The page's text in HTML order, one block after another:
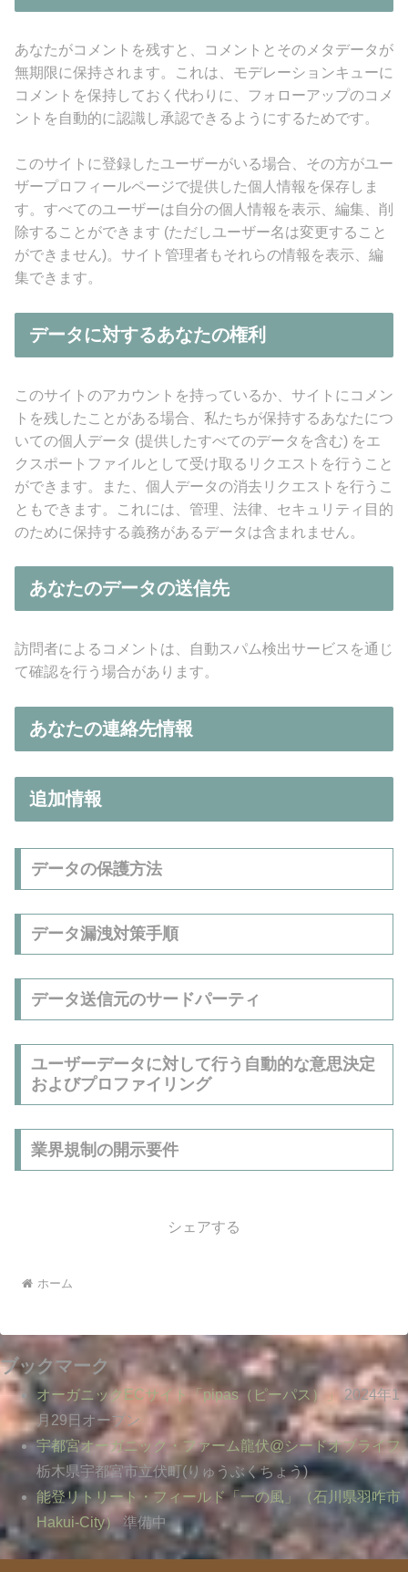
あなたがコメントを残すと、コメントとそのメタデータが
無期限に保持されます。これは、モデレーションキューに
コメントを保持しておく代わりに、フォローアップのコメ
ントを自動的に認識し承認できるようにするためです。
このサイトに登録したユーザーがいる場合、その方がユー
ザープロフィールページで提供した個人情報を保存しま
す。すべてのユーザーは自分の個人情報を表示、編集、削
除することができます (ただしユーザー名は変更すること
ができません)。サイト管理者もそれらの情報を表示、編
集できます。
データに対するあなたの権利
このサイトのアカウントを持っているか、サイトにコメン
トを残したことがある場合、私たちが保持するあなたにつ
いての個人データ (提供したすべてのデータを含む) をエ
クスポートファイルとして受け取るリクエストを行うこと
ができます。また、個人データの消去リクエストを行うこ
ともできます。これには、管理、法律、セキュリティ目的
のために保持する義務があるデータは含まれません。
あなたのデータの送信先
訪問者によるコメントは、自動スパム検出サービスを通じ
て確認を行う場合があります。
あなたの連絡先情報
追加情報
データの保護方法
データ漏洩対策手順
データ送信元のサードパーティ
ユーザーデータに対して行う自動的な意思決定
およびプロファイリング
業界規制の開示要件
シェアする
ホーム
ブックマーク
オーガニックECサイト「pipas（ピーパス）」
2024年1
月29日オープン
宇都宮オーガニック・ファーム龍伏@シードオブライフ
栃木県宇都宮市立伏町(りゅうぶくちょう)
能登リトリート・フィールド「一の風」（石川県羽咋市
Hakui-City）準備中